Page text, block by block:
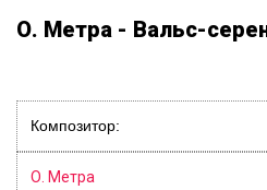
О. Метра - Вальс-
Композитор:
О. Метра